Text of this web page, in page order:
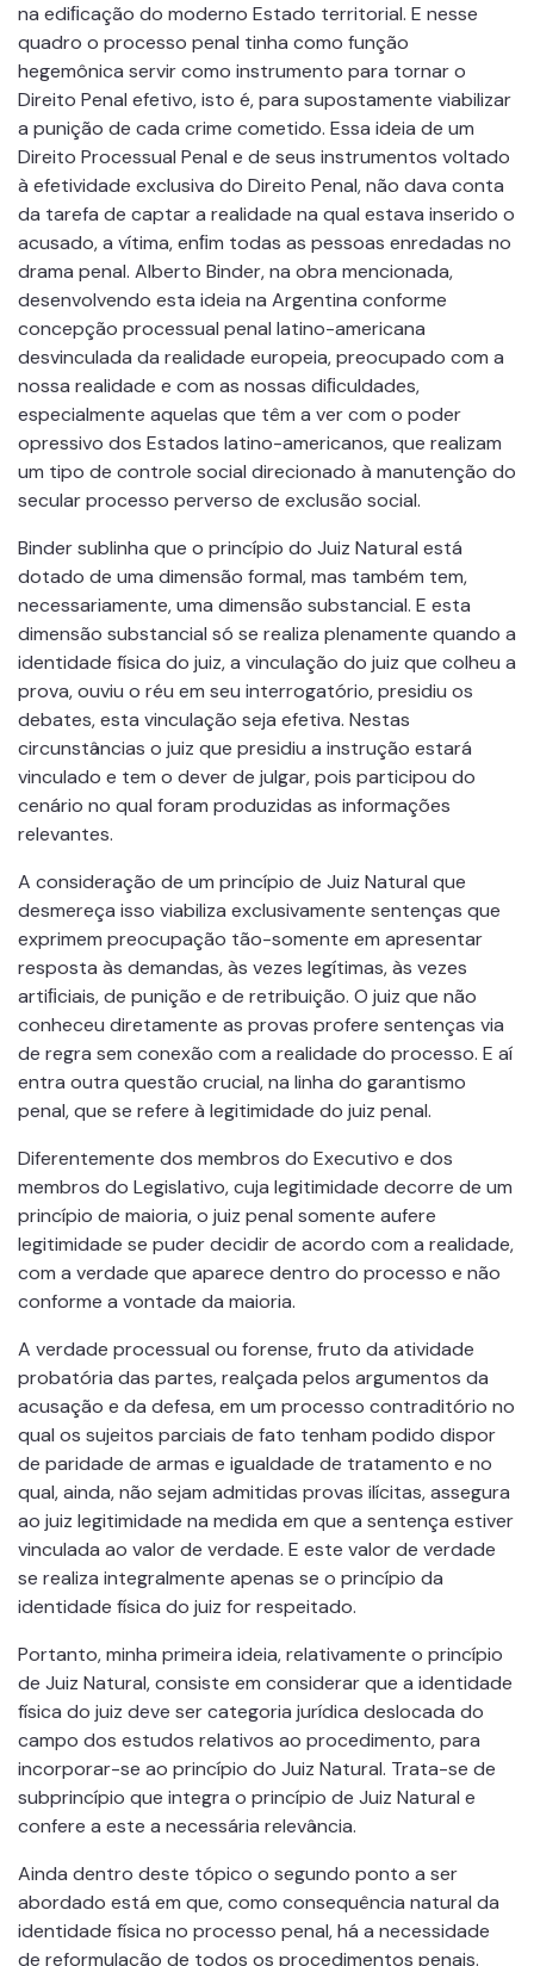
na ediﬁcação do moderno Estado territorial. E nesse
quadro o processo penal tinha como função
hegemônica servir como instrumento para tornar o
Direito Penal efetivo, isto é, para supostamente viabilizar
a punição de cada crime cometido. Essa ideia de um
Direito Processual Penal e de seus instrumentos voltado
à efetividade exclusiva do Direito Penal, não dava conta
da tarefa de captar a realidade na qual estava inserido o
acusado, a vítima, enﬁm todas as pessoas enredadas no
drama penal. Alberto Binder, na obra mencionada,
desenvolvendo esta ideia na Argentina conforme
concepção processual penal latino-americana
desvinculada da realidade europeia, preocupado com a
nossa realidade e com as nossas diﬁculdades,
especialmente aquelas que têm a ver com o poder
opressivo dos Estados latino-americanos, que realizam
um tipo de controle social direcionado à manutenção do
secular processo perverso de exclusão social.
Binder sublinha que o princípio do Juiz Natural está
dotado de uma dimensão formal, mas também tem,
necessariamente, uma dimensão substancial. E esta
dimensão substancial só se realiza plenamente quando a
identidade física do juiz, a vinculação do juiz que colheu a
prova, ouviu o réu em seu interrogatório, presidiu os
debates, esta vinculação seja efetiva. Nestas
circunstâncias o juiz que presidiu a instrução estará
vinculado e tem o dever de julgar, pois participou do
cenário no qual foram produzidas as informações
relevantes.
A consideração de um princípio de Juiz Natural que
desmereça isso viabiliza exclusivamente sentenças que
exprimem preocupação tão-somente em apresentar
resposta às demandas, às vezes legítimas, às vezes
artiﬁciais, de punição e de retribuição. O juiz que não
conheceu diretamente as provas profere sentenças via
de regra sem conexão com a realidade do processo. E aí
entra outra questão crucial, na linha do garantismo
penal, que se refere à legitimidade do juiz penal.
Diferentemente dos membros do Executivo e dos
membros do Legislativo, cuja legitimidade decorre de um
princípio de maioria, o juiz penal somente aufere
legitimidade se puder decidir de acordo com a realidade,
com a verdade que aparece dentro do processo e não
conforme a vontade da maioria.
A verdade processual ou forense, fruto da atividade
probatória das partes, realçada pelos argumentos da
acusação e da defesa, em um processo contraditório no
qual os sujeitos parciais de fato tenham podido dispor
de paridade de armas e igualdade de tratamento e no
qual, ainda, não sejam admitidas provas ilícitas, assegura
ao juiz legitimidade na medida em que a sentença estiver
vinculada ao valor de verdade. E este valor de verdade
se realiza integralmente apenas se o princípio da
identidade física do juiz for respeitado.
Portanto, minha primeira ideia, relativamente o princípio
de Juiz Natural, consiste em considerar que a identidade
física do juiz deve ser categoria jurídica deslocada do
campo dos estudos relativos ao procedimento, para
incorporar-se ao princípio do Juiz Natural. Trata-se de
subprincípio que integra o princípio de Juiz Natural e
confere a este a necessária relevância.
Ainda dentro deste tópico o segundo ponto a ser
abordado está em que, como consequência natural da
identidade física no processo penal, há a necessidade
de reformulação de todos os procedimentos penais.